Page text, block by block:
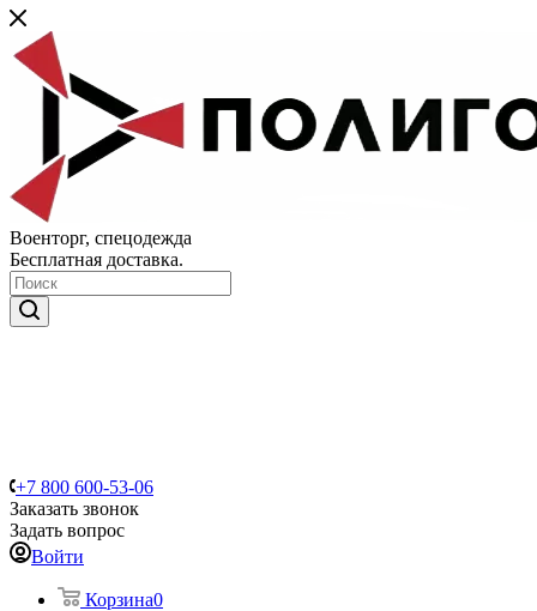
Военторг, спецодежда
Бесплатная доставка.
+7 800 600-53-06
Заказать звонок
Задать вопрос
Войти
Корзина0